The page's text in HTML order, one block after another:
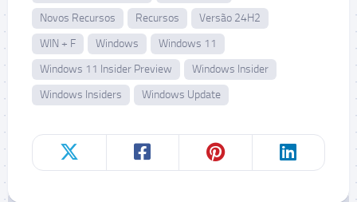
Novos Recursos
Recursos
Versão 24H2
WIN + F
Windows
Windows 11
Windows 11 Insider Preview
Windows Insider
Windows Insiders
Windows Update